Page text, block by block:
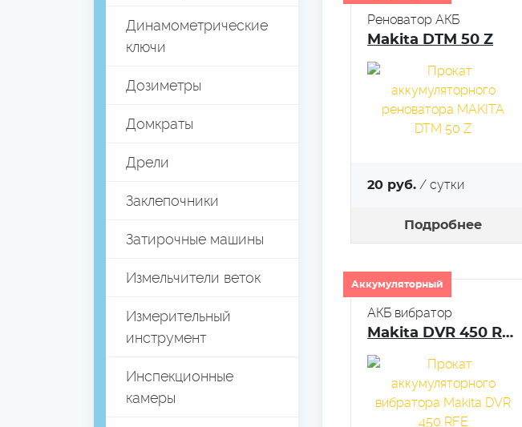
Динамометрические
ключи
Дозиметры
Домкраты
Дрели
Заклепочники
Затирочные машины
Измельчители веток
Измерительный
инструмент
Инспекционные
камеры
Реноватор АКБ
Makita DTM 50 Z
20 руб. / сутки
Подробнее
Аккумуляторный
АКБ вибратор
Makita DVR 450 RFE